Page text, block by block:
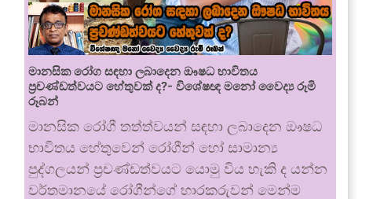
මානසික රෝග සඳහා ලබාදෙන ඖෂධ භාවිතය
ප්‍රචණ්ඩත්වයට හේතුවක් ද?- විශේෂඥ මනෝ වෛද්‍ය රූමි
රූබන්
මානසික රෝගී තත්ත්වයන් සඳහා ලබාදෙන ඖෂධ
භාවිතය හේතුවෙන් රෝගීන් හෝ සාමාන්‍ය
පුද්ගලයන් ප්‍රචණ්ඩත්වයට යොමු විය හැකි ද යන්න
වර්තමානයේ රෝගීන්ගේ භාරකරුවන් මෙන්ම